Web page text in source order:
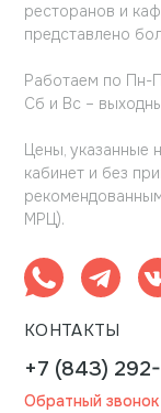
ресторанов и
представлено
Работаем по Пн-
Сб и Вс –
Цены, указанные
кабинет и без
МРЦ).
КОНТАКТЫ
+7 (843)
Обратный звонок